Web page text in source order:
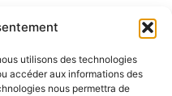
utilisons des technologies
accéder aux informations des
nous permettra de